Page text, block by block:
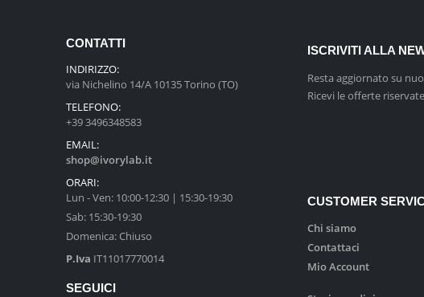
CONTATTI
INDIRIZZO:
via Nichelino 14/A 10135 Torino (TO)
TELEFONO:
+39 3496348583
EMAIL:
shop@ivorylab.it
ORARI:
Lun - Ven: 10:00-12:30 | 15:30-19:30
Sab: 15:30-19:30
Domenica: Chiuso
P.Iva IT11017770014
SEGUICI
ISCRIVITI ALLA
Resta aggiornato su
Ricevi le offerte
CUSTOMER
Chi siamo
Contattaci
Mio Account